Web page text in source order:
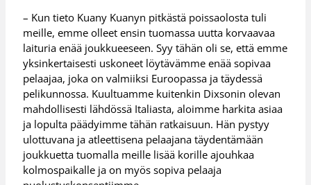
– Kun tieto Kuany Kuanyn pitkästä poissaolosta tuli
meille, emme olleet ensin tuomassa uutta korvaavaa
laituria enää joukkueeseen. Syy tähän oli se, että emme
yksinkertaisesti uskoneet löytävämme enää sopivaa
pelaajaa, joka on valmiiksi Euroopassa ja täydessä
pelikunnossa. Kuultuamme kuitenkin Dixsonin olevan
mahdollisesti lähdössä Italiasta, aloimme harkita asiaa
ja lopulta päädyimme tähän ratkaisuun. Hän pystyy
ulottuvana ja atleettisena pelaajana täydentämään
joukkuetta tuomalla meille lisää korille ajouhkaa
kolmospaikalle ja on myös sopiva pelaaja